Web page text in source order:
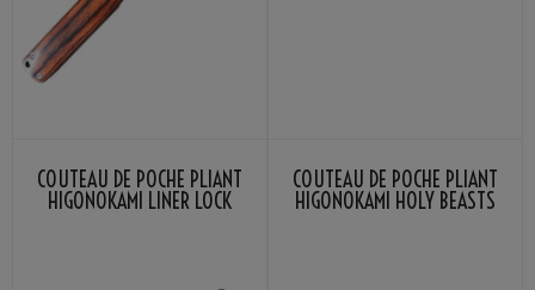
COUTEAU DE POCHE PLIANT
HIGONOKAMI LINER LOCK
COUTEAU DE POCHE PLIANT
HIGONOKAMI HOLY BEASTS